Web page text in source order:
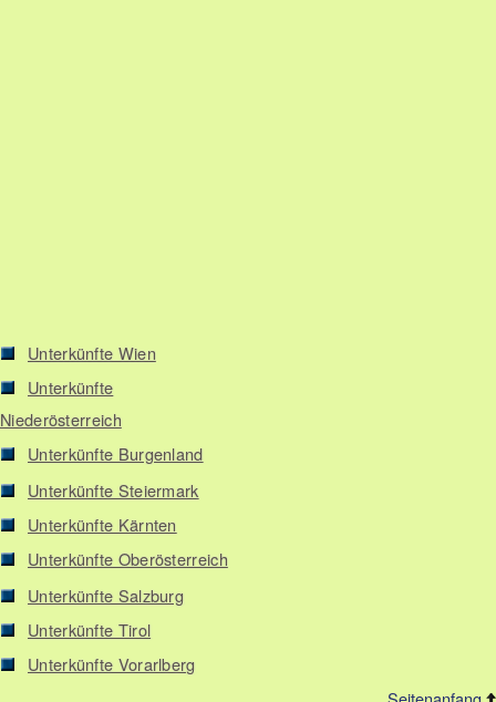
Unterkünfte Wien
Unterkünfte
Niederösterreich
Unterkünfte Burgenland
Unterkünfte Steiermark
Unterkünfte Kärnten
Unterkünfte Oberösterreich
Unterkünfte Salzburg
Unterkünfte Tirol
Unterkünfte Vorarlberg